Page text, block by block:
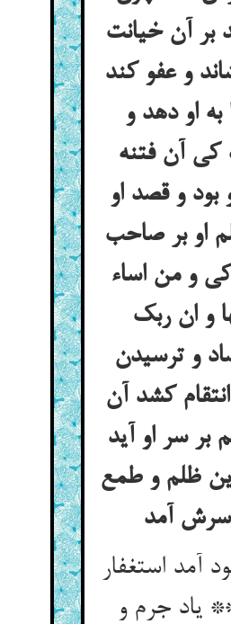
بر آن خیانت
و عفو کند
به او دهد و
کی آن فتنه
بود و قصد او
او بر صاحب
و من اساء
و ان ربک
و ترسیدن
کشد آن
بر سر او آید
ظلم و طمع
آمد استغفار
یاد جرم و